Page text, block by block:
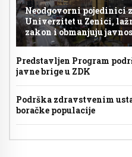
Neodgovorni pojedinici
Univerzitet u Zenici,
zakon i obmanjuju
Predstavljen Program
javne brige u ZDK
Podrška zdravstvenim
boračke populacije